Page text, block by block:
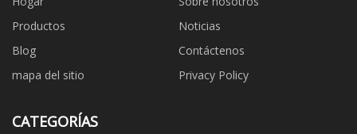
Productos
Noticias
Blog
Contáctenos
mapa del sitio
Privacy Policy
CATEGORÍAS